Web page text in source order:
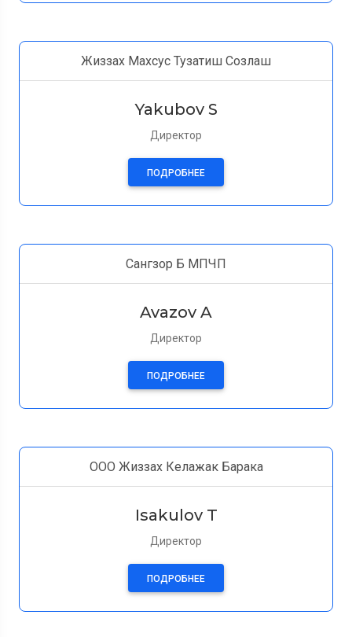
Жиззах Махсус Тузатиш Созлаш
Yakubov S
Директор
ПОДРОБНЕЕ
Сангзор Б МПЧП
Avazov A
Директор
ПОДРОБНЕЕ
ООО Жиззах Келажак Барака
Isakulov T
Директор
ПОДРОБНЕЕ